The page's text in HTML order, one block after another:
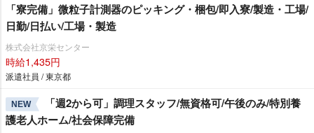
「寮完備」微粒子計測器のピッキング・梱包/即入寮/製造・工場/
日勤/日払い/工場・製造
株式会社京栄センター
時給1,435円
派遣社員 / 東京都
NEW
「週2から可」調理スタッフ/無資格可/午後のみ/特別養
護老人ホーム/社会保障完備